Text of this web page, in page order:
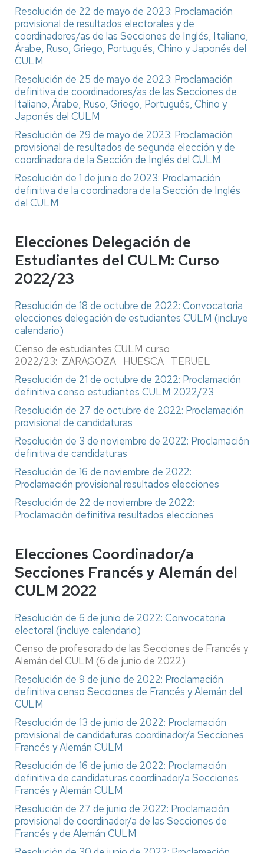
Resolución de 22 de mayo de 2023: Proclamación
provisional de resultados electorales y de
coordinadores/as de las Secciones de Inglés, Italiano,
Árabe, Ruso, Griego, Portugués, Chino y Japonés del
CULM
Resolución de 25 de mayo de 2023: Proclamación
definitiva de coordinadores/as de las Secciones de
Italiano, Árabe, Ruso, Griego, Portugués, Chino y
Japonés del CULM
Resolución de 29 de mayo de 2023: Proclamación
provisional de resultados de segunda elección y de
coordinadora de la Sección de Inglés del CULM
Resolución de 1 de junio de 2023: Proclamación
definitiva de la coordinadora de la Sección de Inglés
del CULM
Elecciones Delegación de
Estudiantes del CULM: Curso
2022/23
Resolución de 18 de octubre de 2022: Convocatoria
elecciones delegación de estudiantes CULM (incluye
calendario)
Censo de estudiantes CULM curso
2022/23: ZARAGOZA HUESCA TERUEL
Resolución de 21 de octubre de 2022: Proclamación
definitiva censo estudiantes CULM 2022/23
Resolución de 27 de octubre de 2022: Proclamación
provisional de candidaturas
Resolución de 3 de noviembre de 2022: Proclamación
definitiva de candidaturas
Resolución de 16 de noviembre de 2022:
Proclamación provisional resultados elecciones
Resolución de 22 de noviembre de 2022:
Proclamación definitiva resultados elecciones
Elecciones Coordinador/a
Secciones Francés y Alemán del
CULM 2022
Resolución de 6 de junio de 2022: Convocatoria
electoral (incluye calendario)
Censo de profesorado de las Secciones de Francés y
Alemán del CULM (6 de junio de 2022)
Resolución de 9 de junio de 2022: Proclamación
definitiva censo Secciones de Francés y Alemán del
CULM
Resolución de 13 de junio de 2022: Proclamación
provisional de candidaturas coordinador/a Secciones
Francés y Alemán CULM
Resolución de 16 de junio de 2022: Proclamación
definitiva de candidaturas coordinador/a Secciones
Francés y Alemán CULM
Resolución de 27 de junio de 2022: Proclamación
provisional de coordinador/a de las Secciones de
Francés y de Alemán CULM